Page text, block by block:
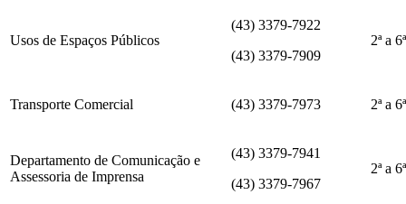
Usos de Espaços Públicos
(43) 3379-7922
(43) 3379-7909
2ª a
Transporte Comercial (43) 3379-7973 2ª a
Departamento de Comunicação e
Assessoria de Imprensa
(43) 3379-7941
(43) 3379-7967
2ª a